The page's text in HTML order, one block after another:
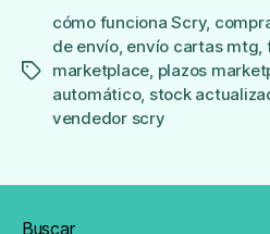
Etiquetas
cómo funciona Scry,
de envío, envío cartas mtg,
marketplace, plazos
automático, stock
vendedor scry
Buscar